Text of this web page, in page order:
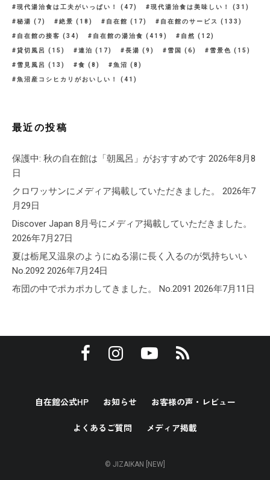
現代湯治食は工夫がいっぱい！ (47) 現代湯治食は美味しい！ (31)
秘湯 (7) 絶景 (18) 自在館 (17) 自在館のサービス (133)
自在館の接客 (34) 自在館の湯治食 (419) 自然 (12)
貸切風呂 (15) 連泊 (17) 長湯 (9) 雪国 (6) 雪景色 (15)
雪見風呂 (13) 食 (8) 魚沼 (8)
魚沼産コシヒカリがおいしい！ (41)
最近の投稿
保護中: 秋の自在館は「朝風呂」がおすすめです 2026年8月8
日
クロワッサンにメディア掲載していただきました。
2026年7
月29日
Discover Japan 8月号にメディア掲載していただきました。
2026年7月27日
夏は栃尾又温泉のようにぬる湯に長く入るのが気持ちいい
No.2092 2026年7月24日
布団の中でポカポカしてきました。 No.2091 2026年7月11日
自在館公式HP お知らせ お客様の声・レビュー
よくあるご質問 メディア掲載
© JIZAIKAN [NEW]